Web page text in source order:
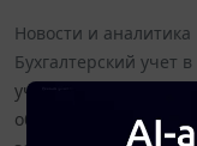
Новости и аналитика
Бухгалтерский учет
учреждение
обеспечения